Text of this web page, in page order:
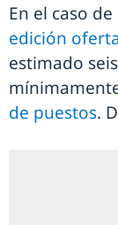
En el caso
edición
estimado
de puestos.